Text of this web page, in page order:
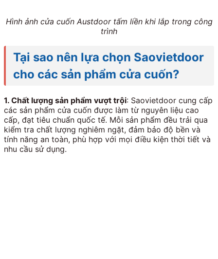
Hình ảnh cửa cuốn Austdoor tấm liền khi lắp trong công
trình
Tại sao nên lựa chọn Saovietdoor
cho các sản phẩm cửa cuốn?
1. Chất lượng sản phẩm vượt trội: Saovietdoor cung cấp
các sản phẩm cửa cuốn được làm từ nguyên liệu cao
cấp, đạt tiêu chuẩn quốc tế. Mỗi sản phẩm đều trải qua
kiểm tra chất lượng nghiêm ngặt, đảm bảo độ bền và
tính năng an toàn, phù hợp với mọi điều kiện thời tiết và
nhu cầu sử dụng.